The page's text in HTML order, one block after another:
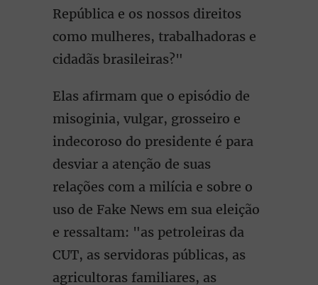
República e os nossos direitos
como mulheres, trabalhadoras e
cidadãs brasileiras?"
Elas afirmam que o episódio de
misoginia, vulgar, grosseiro e
indecoroso do presidente é para
desviar a atenção de suas
relações com a milícia e sobre o
uso de Fake News em sua eleição
e ressaltam: "as petroleiras da
CUT, as servidoras públicas, as
agricultoras familiares, as